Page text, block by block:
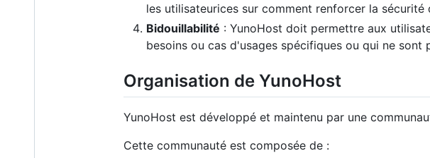
les utilisateurices sur comment renforcer la sécurité
Bidouillabilité : YunoHost doit permettre aux
besoins ou cas d'usages spécifiques ou qui ne
Organisation de YunoHost
YunoHost est développé et maintenu par une
Cette communauté est composée de :